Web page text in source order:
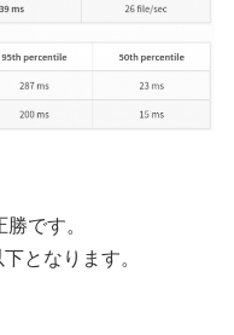
です。
となります。